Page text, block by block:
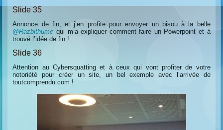
Slide 35
Annonce de fin, et j’en profite pour envoyer un bisou à la belle
@Razbithume qui m’a expliquer comment faire un Powerpoint et à
trouvé l’idée de fin !
Slide 36
Attention au Cybersquatting et à ceux qui vont profiter de votre
notoriété pour créer un site, un bel exemple avec l’arrivée de
toutcomprendu.com !